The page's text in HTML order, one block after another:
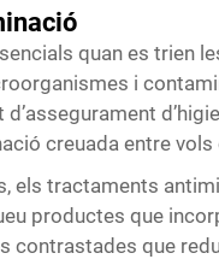
quan es trien
i
creuada entre
els tractaments
productes que
que